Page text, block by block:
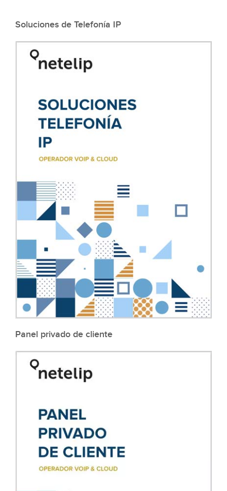
Soluciones de Telefonía IP
Panel privado de cliente